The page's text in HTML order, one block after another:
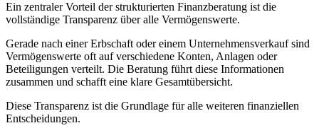
Ein zentraler Vorteil der strukturierten Finanzberatung ist die
vollständige Transparenz über alle Vermögenswerte.
Gerade nach einer Erbschaft oder einem Unternehmensverkauf sind
Vermögenswerte oft auf verschiedene Konten, Anlagen oder
Beteiligungen verteilt. Die Beratung führt diese Informationen
zusammen und schafft eine klare Gesamtübersicht.
Diese Transparenz ist die Grundlage für alle weiteren finanziellen
Entscheidungen.